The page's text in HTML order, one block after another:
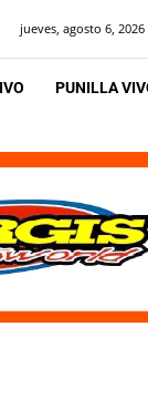
jueves, agosto 6, 2026
PUNILLA